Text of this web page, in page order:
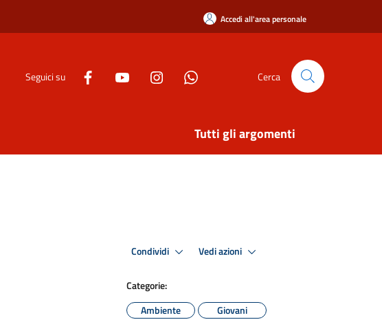
Accedi all'area personale
Seguici su Cerca
Tutti gli argomenti
Condividi Vedi azioni
Categorie:
Ambiente
Giovani